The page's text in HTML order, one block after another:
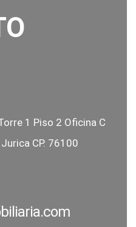
1 Piso 2 Oficina C
CP. 76100